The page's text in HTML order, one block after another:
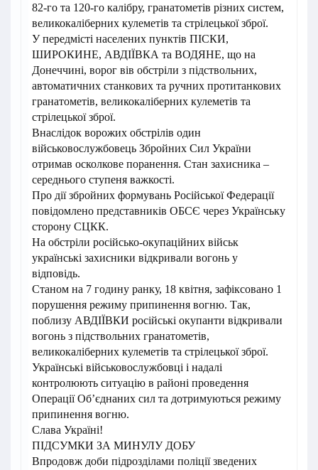
82-го та 120-го калібру, гранатометів різних систем,
великокаліберних кулеметів та стрілецької зброї.
У передмісті населених пунктів ПІСКИ,
ШИРОКИНЕ, АВДІЇВКА та ВОДЯНЕ, що на
Донеччині, ворог вів обстріли з підствольних,
автоматичних станкових та ручних протитанкових
гранатометів, великокаліберних кулеметів та
стрілецької зброї.
Внаслідок ворожих обстрілів один
військовослужбовець Збройних Сил України
отримав осколкове поранення. Стан захисника –
середнього ступеня важкості.
Про дії збройних формувань Російської Федерації
повідомлено представників ОБСЄ через Українську
сторону СЦКК.
На обстріли російсько-окупаційних військ
українські захисники відкривали вогонь у
відповідь.
Станом на 7 годину ранку, 18 квітня, зафіксовано 1
порушення режиму припинення вогню. Так,
поблизу АВДІЇВКИ російські окупанти відкривали
вогонь з підствольних гранатометів,
великокаліберних кулеметів та стрілецької зброї.
Українські військовослужбовці і надалі
контролюють ситуацію в районі проведення
Операції Об’єднаних сил та дотримуються режиму
припинення вогню.
Слава Україні!
ПІДСУМКИ ЗА МИНУЛУ ДОБУ
Впродовж доби підрозділами поліції зведених